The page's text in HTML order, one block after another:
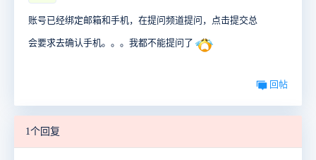
账号已经绑定邮箱和手机，在提问频道提问，点击提交总
会要求去确认手机。。。我都不能提问了
回帖
1个回复